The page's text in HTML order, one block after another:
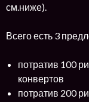
см.ниже).
Всего есть 3
потратив 100
конвертов
потратив 200